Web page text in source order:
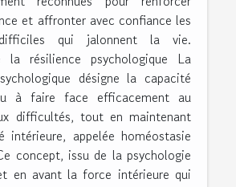
et affronter avec confiance les
qui jalonnent la vie.
la résilience psychologique La
désigne la capacité
à faire face efficacement au
difficultés, tout en maintenant
intérieure, appelée homéostasie
concept, issu de la psychologie
en avant la force intérieure qui